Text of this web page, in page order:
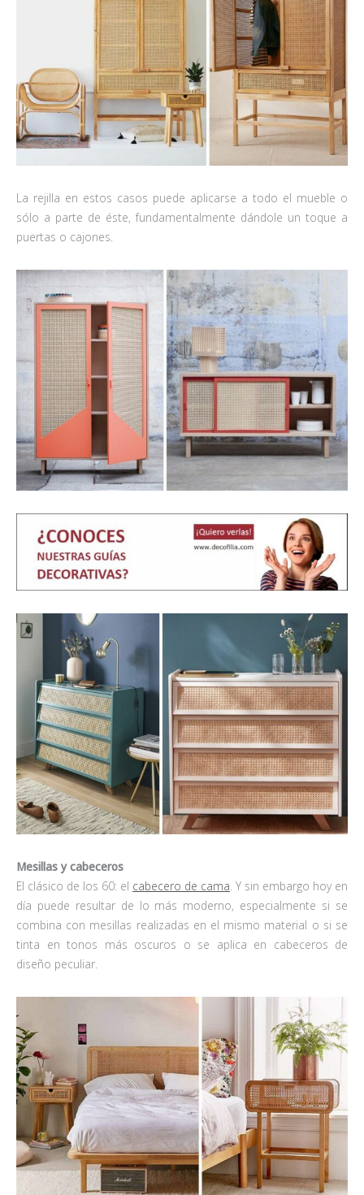
La rejilla en estos casos puede aplicarse a todo el mueble o
sólo a parte de éste, fundamentalmente dándole un toque a
puertas o cajones.
Mesillas y cabeceros
El clásico de los 60: el cabecero de cama. Y sin embargo hoy en
día puede resultar de lo más moderno, especialmente si se
combina con mesillas realizadas en el mismo material o si se
tinta en tonos más oscuros o se aplica en cabeceros de
diseño peculiar.